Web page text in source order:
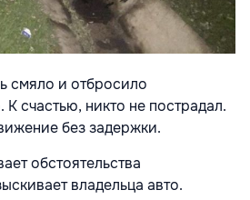
смяло и отбросило
счастью, никто не пострадал.
без задержки.
обстоятельства
владельца авто.